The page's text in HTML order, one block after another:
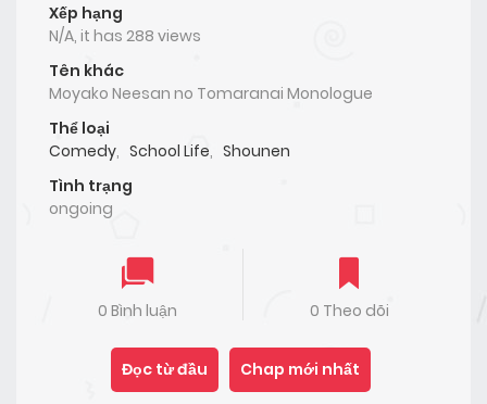
Xếp hạng
N/A, it has 288 views
Tên khác
Moyako Neesan no Tomaranai Monologue
Thể loại
Comedy, School Life, Shounen
Tình trạng
ongoing
0 Bình luận 0 Theo dõi
Đọc từ đầu Chap mới nhất